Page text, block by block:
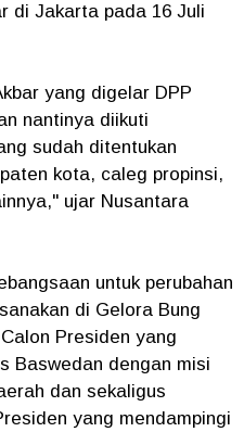
di Jakarta pada 16 Juli
yang digelar DPP
nantinya diikuti
sudah ditentukan
kota, caleg propinsi,
ujar Nusantara
untuk perubahan
di Gelora Bung
Presiden yang
Baswedan dengan misi
dan sekaligus
yang mendampingi